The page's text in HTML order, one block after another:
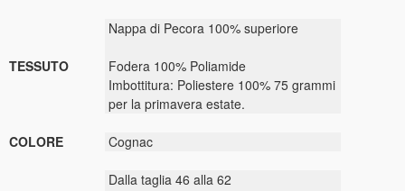
TESSUTO
Nappa di Pecora 100% superiore
Fodera 100% Poliamide
Imbottitura: Poliestere 100% 75 grammi
per la primavera estate.
COLORE Cognac
Dalla taglia 46 alla 62